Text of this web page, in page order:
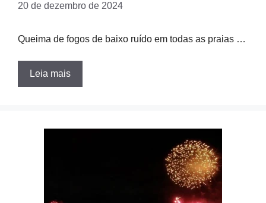
20 de dezembro de 2024
Queima de fogos de baixo ruído em todas as praias …
Leia mais